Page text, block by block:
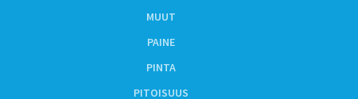
MUUT
PAINE
PINTA
PITOISUUS